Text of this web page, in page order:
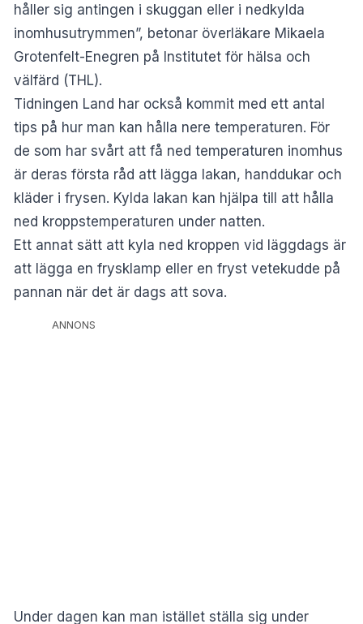
håller sig antingen i skuggan eller i nedkylda
inomhusutrymmen”, betonar överläkare Mikaela
Grotenfelt-Enegren på Institutet för hälsa och
välfärd (THL).
Tidningen Land har också kommit med ett antal
tips på hur man kan hålla nere temperaturen. För
de som har svårt att få ned temperaturen inomhus
är deras första råd att lägga lakan, handdukar och
kläder i frysen. Kylda lakan kan hjälpa till att hålla
ned kroppstemperaturen under natten.
Ett annat sätt att kyla ned kroppen vid läggdags är
att lägga en frysklamp eller en fryst vetekudde på
pannan när det är dags att sova.
ANNONS
Under dagen kan man istället ställa sig under